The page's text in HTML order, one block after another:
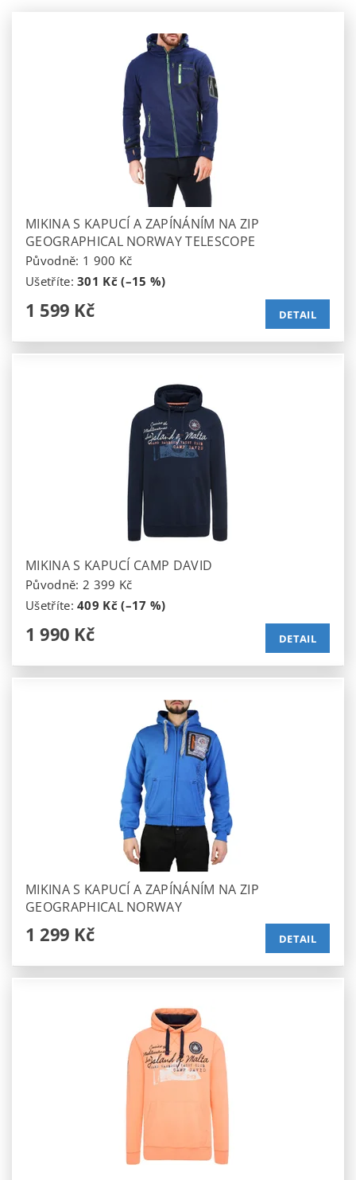
MIKINA S KAPUCÍ A ZAPÍNÁNÍM NA ZIP
GEOGRAPHICAL NORWAY TELESCOPE
Původně: 1 900 Kč
Ušetříte:301 Kč (–15 %)
1 599 Kč DETAIL
MIKINA S KAPUCÍ CAMP DAVID
Původně: 2 399 Kč
Ušetříte:409 Kč (–17 %)
1 990 Kč DETAIL
MIKINA S KAPUCÍ A ZAPÍNÁNÍM NA ZIP
GEOGRAPHICAL NORWAY
1 299 Kč DETAIL